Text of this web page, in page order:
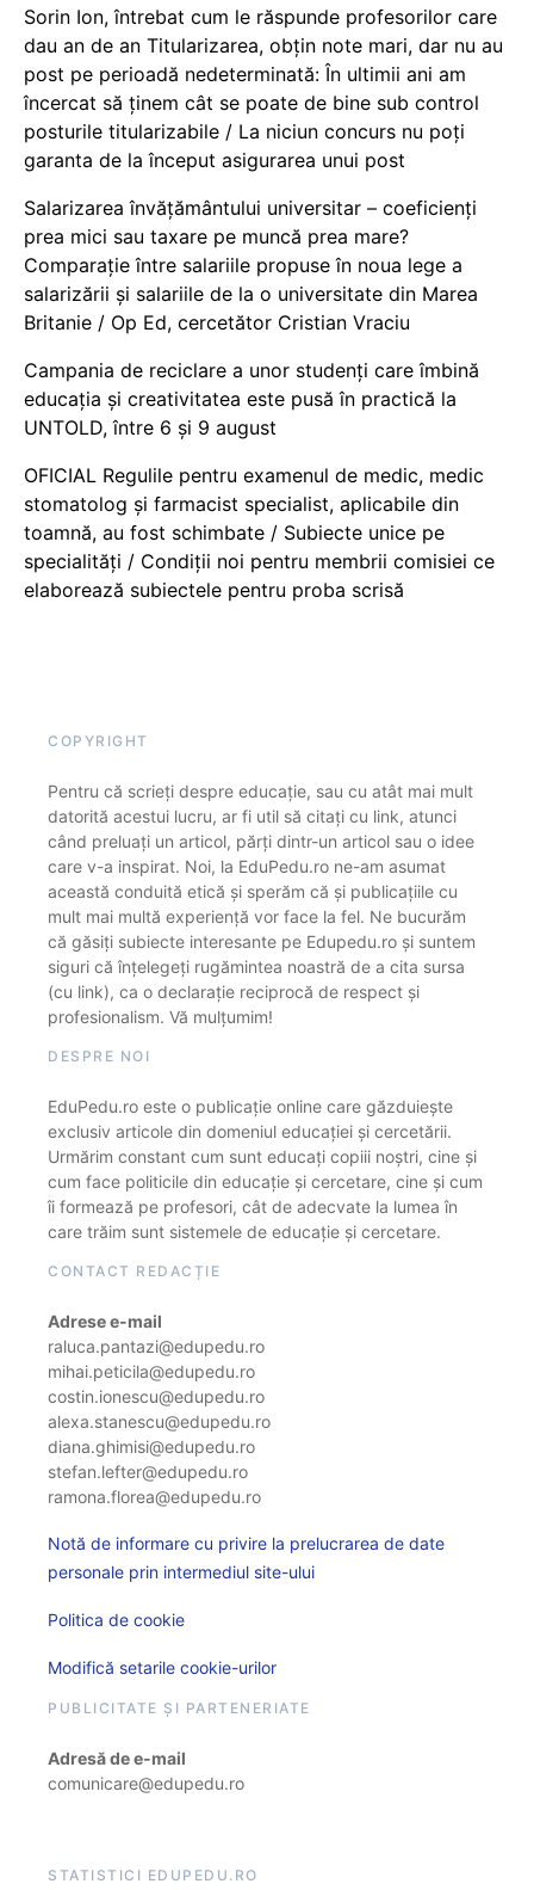
Sorin Ion, întrebat cum le răspunde profesorilor care
dau an de an Titularizarea, obțin note mari, dar nu au
post pe perioadă nedeterminată: În ultimii ani am
încercat să ținem cât se poate de bine sub control
posturile titularizabile / La niciun concurs nu poți
garanta de la început asigurarea unui post
Salarizarea învățământului universitar – coeficienți
prea mici sau taxare pe muncă prea mare?
Comparație între salariile propuse în noua lege a
salarizării și salariile de la o universitate din Marea
Britanie / Op Ed, cercetător Cristian Vraciu
Campania de reciclare a unor studenți care îmbină
educația și creativitatea este pusă în practică la
UNTOLD, între 6 și 9 august
OFICIAL Regulile pentru examenul de medic, medic
stomatolog și farmacist specialist, aplicabile din
toamnă, au fost schimbate / Subiecte unice pe
specialități / Condiții noi pentru membrii comisiei ce
elaborează subiectele pentru proba scrisă
COPYRIGHT
Pentru că scrieți despre educație, sau cu atât mai mult
datorită acestui lucru, ar fi util să citați cu link, atunci
când preluați un articol, părți dintr-un articol sau o idee
care v-a inspirat. Noi, la EduPedu.ro ne-am asumat
această conduită etică și sperăm că și publicațiile cu
mult mai multă experiență vor face la fel. Ne bucurăm
că găsiți subiecte interesante pe Edupedu.ro și suntem
siguri că înțelegeți rugămintea noastră de a cita sursa
(cu link), ca o declarație reciprocă de respect și
profesionalism. Vă mulțumim!
DESPRE NOI
EduPedu.ro este o publicație online care găzduiește
exclusiv articole din domeniul educației și cercetării.
Urmărim constant cum sunt educați copiii noștri, cine și
cum face politicile din educație și cercetare, cine și cum
îi formează pe profesori, cât de adecvate la lumea în
care trăim sunt sistemele de educație și cercetare.
CONTACT REDACȚIE
Adrese e-mail
raluca.pantazi@edupedu.ro
mihai.peticila@edupedu.ro
costin.ionescu@edupedu.ro
alexa.stanescu@edupedu.ro
diana.ghimisi@edupedu.ro
stefan.lefter@edupedu.ro
ramona.florea@edupedu.ro
Notă de informare cu privire la prelucrarea de date
personale prin intermediul site-ului
Politica de cookie
Modifică setarile cookie-urilor
PUBLICITATE ȘI PARTENERIATE
Adresă de e-mail
comunicare@edupedu.ro
STATISTICI EDUPEDU.RO